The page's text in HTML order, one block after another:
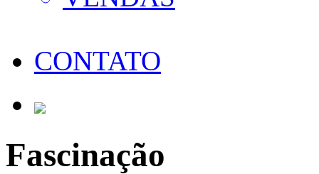
CONTATO
Fascinação